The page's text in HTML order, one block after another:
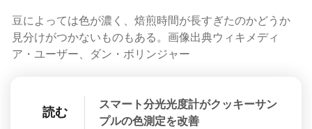
豆によっては色が濃く、焙煎時間が長すぎたのかどうか
見分けがつかないものもある。画像出典ウィキメディ
ア・ユーザー、ダン・ボリンジャー
読む
スマート分光光度計がクッキーサン
プルの色測定を改善